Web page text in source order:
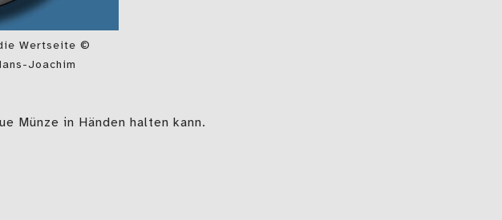
Wertseite ©
Joachim
Münze in Händen halten kann.